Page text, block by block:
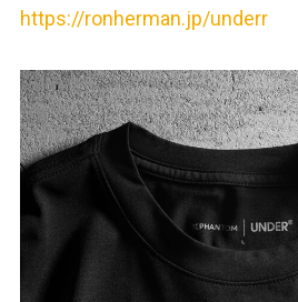
https://ronherman.jp/underr